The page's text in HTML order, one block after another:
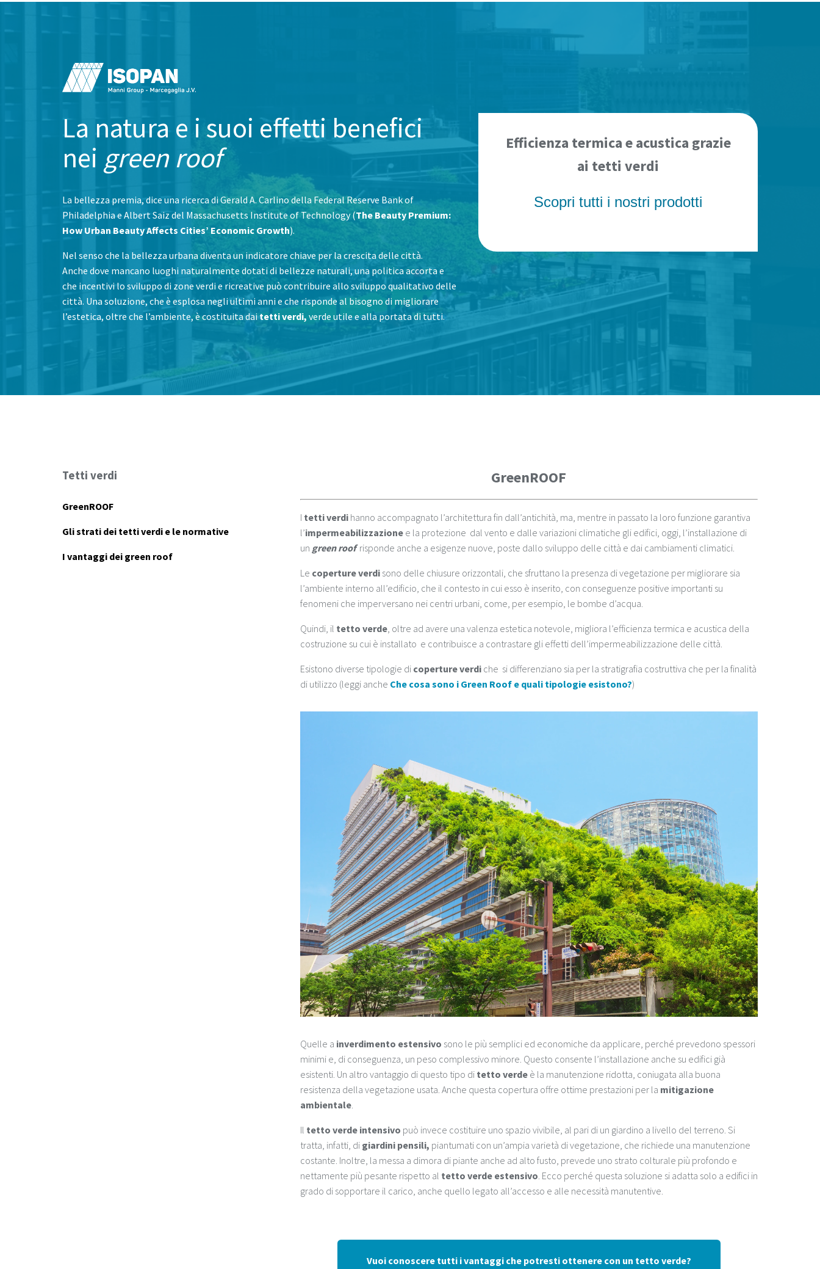
La natura e i suoi effetti benefici
nei green roof
La bellezza premia, dice una ricerca di Gerald A. Carlino della Federal Reserve Bank of
Philadelphia e Albert Saiz del Massachusetts Institute of Technology(The Beauty Premium:
How Urban Beauty Affects Cities’ Economic Growth).
Nel senso che la bellezza urbana diventa un indicatore chiave per la crescita delle città.
Anche dove mancano luoghi naturalmente dotati di bellezze naturali, una politica accorta e
che incentivi lo sviluppo di zone verdi e ricreative può contribuire allo sviluppo qualitativo delle
città. Una soluzione, che è esplosa negli ultimi anni e che risponde al bisogno di migliorare
l’estetica, oltre che l’ambiente, è costituita daitetti verdi, verde utile e alla portata di tutti.
Efficienza termica e acustica grazie
ai tetti verdi
Scopri tutti i nostri prodotti
Tetti verdi
GreenROOF
Gli strati dei tetti verdi e le normative
I vantaggi dei green roof
GreenROOF
I tetti verdihanno accompagnato l’architettura fin dall’antichità, ma, mentre in passato la loro funzione garantiva
l’impermeabilizzazionee la protezione dal vento e dalle variazioni climatiche gli edifici, oggi, l’installazione di
un green roofrisponde anche a esigenze nuove, poste dallo sviluppo delle città e dai cambiamenti climatici.
Le coperture verdisono delle chiusure orizzontali, che sfruttano la presenza di vegetazione per migliorare sia
l’ambiente interno all’edificio, che il contesto in cui esso è inserito, con conseguenze positive importanti su
fenomeni che imperversano nei centri urbani, come, per esempio, le bombe d’acqua.
Quindi, il tetto verde, oltre ad avere una valenza estetica notevole, migliora l’efficienza termica e acustica della
costruzione su cui è installato e contribuisce a contrastare gli effetti dell’impermeabilizzazione delle città.
Esistono diverse tipologie di coperture verdi che si differenziano sia per la stratigrafia costruttiva che per la finalità
di utilizzo (leggi anche Che cosa sono i Green Roof e quali tipologie esistono?)
Quelle a inverdimento estensivo sono le più semplici ed economiche da applicare, perché prevedono spessori
minimi e, di conseguenza, un peso complessivo minore. Questo consente l’installazione anche su edifici già
esistenti. Un altro vantaggio di questo tipo ditetto verde è la manutenzione ridotta, coniugata alla buona
resistenza della vegetazione usata. Anche questa copertura offre ottime prestazioni per la mitigazione
ambientale.
Il tetto verde intensivo può invece costituire uno spazio vivibile, al pari di un giardino a livello del terreno. Si
tratta, infatti, di giardini pensili, piantumati con un’ampia varietà di vegetazione, che richiede una manutenzione
costante. Inoltre, la messa a dimora di piante anche ad alto fusto, prevede uno strato colturale più profondo e
nettamente più pesante rispetto al tetto verde estensivo. Ecco perché questa soluzione si adatta solo a edifici in
grado di sopportare il carico, anche quello legato all’accesso e alle necessità manutentive.
Vuoi conoscere tutti i vantaggi che potresti ottenere con un tetto verde?